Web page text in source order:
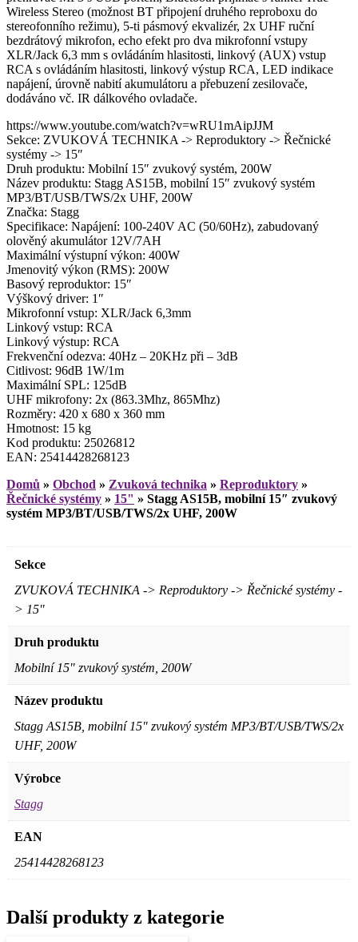
Wireless Stereo (možnost BT připojení druhého reproboxu do
stereofonního režimu), 5-ti pásmový ekvalizér, 2x UHF ruční
bezdrátový mikrofon, echo efekt pro dva mikrofonní vstupy
XLR/Jack 6,3 mm s ovládáním hlasitosti, linkový (AUX) vstup
RCA s ovládáním hlasitosti, linkový výstup RCA, LED indikace
napájení, úrovně nabití akumulátoru a přebuzení zesilovače,
dodáváno vč. IR dálkového ovladače.
https://www.youtube.com/watch?v=wRU1mAipJJM
Sekce: ZVUKOVÁ TECHNIKA -> Reproduktory -> Řečnické
systémy -> 15″
Druh produktu: Mobilní 15″ zvukový systém, 200W
Název produktu: Stagg AS15B, mobilní 15″ zvukový systém
MP3/BT/USB/TWS/2x UHF, 200W
Značka: Stagg
Specifikace: Napájení: 100-240V AC (50/60Hz), zabudovaný
olověný akumulátor 12V/7AH
Maximální výstupní výkon: 400W
Jmenovitý výkon (RMS): 200W
Basový reproduktor: 15″
Výškový driver: 1″
Mikrofonní vstup: XLR/Jack 6,3mm
Linkový vstup: RCA
Linkový výstup: RCA
Frekvenční odezva: 40Hz – 20KHz při – 3dB
Citlivost: 96dB 1W/1m
Maximální SPL: 125dB
UHF mikrofony: 2x (863.3Mhz, 865Mhz)
Rozměry: 420 x 680 x 360 mm
Hmotnost: 15 kg
Kod produktu: 25026812
EAN: 25414428268123
Domů » Obchod » Zvuková technika » Reproduktory »
Řečnické systémy » 15" » Stagg AS15B, mobilní 15″ zvukový
systém MP3/BT/USB/TWS/2x UHF, 200W
Sekce
ZVUKOVÁ TECHNIKA -> Reproduktory -> Řečnické systémy -
> 15"
Druh produktu
Mobilní 15" zvukový systém, 200W
Název produktu
Stagg AS15B, mobilní 15" zvukový systém MP3/BT/USB/TWS/2x
UHF, 200W
Výrobce
Stagg
EAN
25414428268123
Další produkty z kategorie